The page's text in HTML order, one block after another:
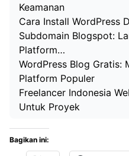
Keamanan
Cara Install WordPress
Subdomain Blogspot:
Platform…
WordPress Blog Gratis:
Platform Populer
Freelancer Indonesia
Untuk Proyek
Bagikan ini: